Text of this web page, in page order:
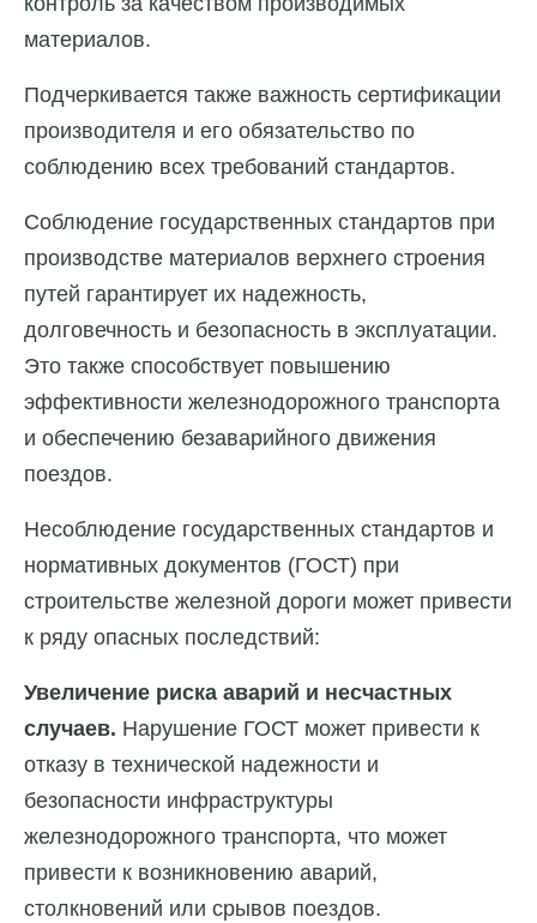
материалов.
Подчеркивается также важность сертификации
производителя и его обязательство по
соблюдению всех требований стандартов.
Соблюдение государственных стандартов при
производстве материалов верхнего строения
путей гарантирует их надежность,
долговечность и безопасность в эксплуатации.
Это также способствует повышению
эффективности железнодорожного транспорта
и обеспечению безаварийного движения
поездов.
Несоблюдение государственных стандартов и
нормативных документов (ГОСТ) при
строительстве железной дороги может привести
к ряду опасных последствий:
Увеличение риска аварий и несчастных
случаев. Нарушение ГОСТ может привести к
отказу в технической надежности и
безопасности инфраструктуры
железнодорожного транспорта, что может
привести к возникновению аварий,
столкновений или срывов поездов.